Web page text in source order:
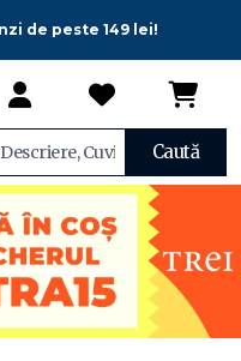
de peste 149 lei!
Caută